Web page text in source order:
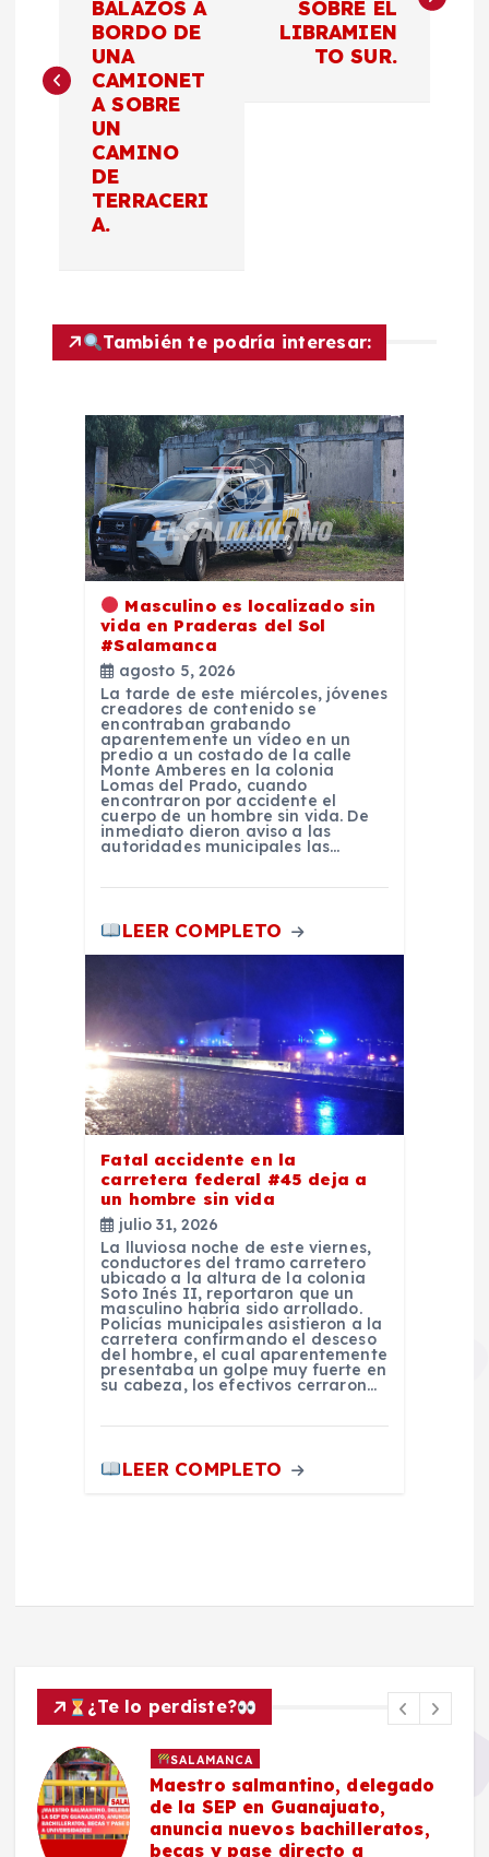
e
BALAZOS A
BORDO DE
UNA
CAMIONET
A SOBRE
UN
CAMINO
DE
TERRACERI
A.
SOBRE EL
LIBRAMIEN
TO SUR.
También te podría interesar:
Masculino es localizado sin
vida en Praderas del Sol
#Salamanca
agosto 5, 2026
La tarde de este miércoles, jóvenes
creadores de contenido se
encontraban grabando
aparentemente un vídeo en un
predio a un costado de la calle
Monte Amberes en la colonia
Lomas del Prado, cuando
encontraron por accidente el
cuerpo de un hombre sin vida. De
inmediato dieron aviso a las
autoridades municipales las…
LEER COMPLETO
Fatal accidente en la
carretera federal #45 deja a
un hombre sin vida
julio 31, 2026
La lluviosa noche de este viernes,
conductores del tramo carretero
ubicado a la altura de la colonia
Soto Inés II, reportaron que un
masculino habría sido arrollado.
Policías municipales asistieron a la
carretera confirmando el desceso
del hombre, el cual aparentemente
presentaba un golpe muy fuerte en
su cabeza, los efectivos cerraron…
LEER COMPLETO
¿Te lo perdiste?
SALAMANCA
Maestro salmantino, delegado
de la SEP en Guanajuato,
anuncia nuevos bachilleratos,
becas y pase directo a